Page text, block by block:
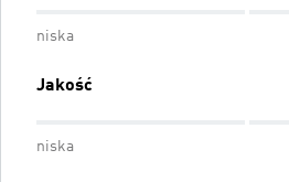
niska
Jakość
niska